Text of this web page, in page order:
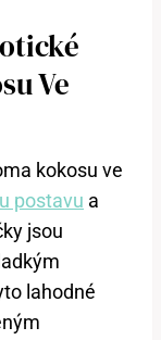
Ve
kokosu ve
postavu a
jsou
lahodné